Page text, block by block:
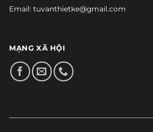
Email: tuvanthietke@gmail.com
MẠNG XÃ HỘI